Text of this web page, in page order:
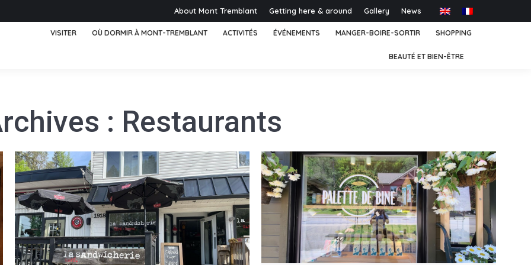
About Mont Tremblant Getting here & around Gallery News
VISITER OÙ DORMIR À MONT-TREMBLANT ACTIVITÉS ÉVÉNEMENTS MANGER-BOIRE-SORTIR SHOPPING
BEAUTÉ ET BIEN-ÊTRE
: Restaurants